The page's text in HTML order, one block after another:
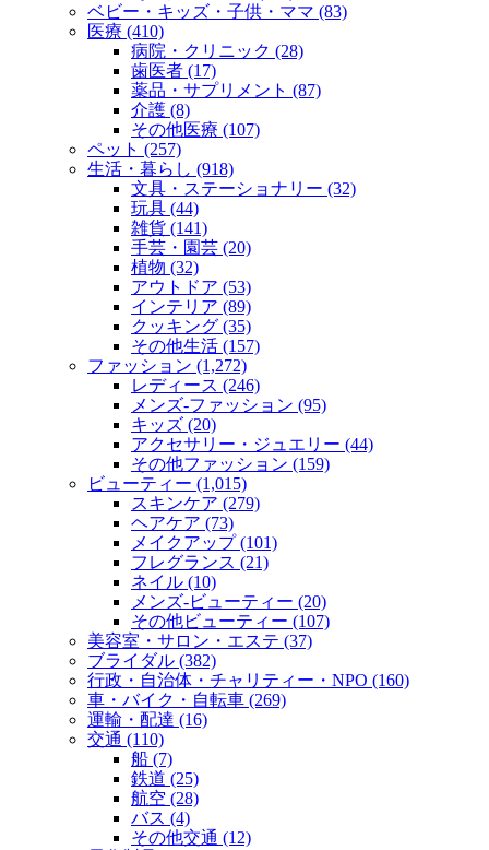
ベビー・キッズ・子供・ママ (83)
医療 (410)
病院・クリニック (28)
歯医者 (17)
薬品・サプリメント (87)
介護 (8)
その他医療 (107)
ペット (257)
生活・暮らし (918)
文具・ステーショナリー (32)
玩具 (44)
雑貨 (141)
手芸・園芸 (20)
植物 (32)
アウトドア (53)
インテリア (89)
クッキング (35)
その他生活 (157)
ファッション (1,272)
レディース (246)
メンズ‐ファッション (95)
キッズ (20)
アクセサリー・ジュエリー (44)
その他ファッション (159)
ビューティー (1,015)
スキンケア (279)
ヘアケア (73)
メイクアップ (101)
フレグランス (21)
ネイル (10)
メンズ‐ビューティー (20)
その他ビューティー (107)
美容室・サロン・エステ (37)
ブライダル (382)
行政・自治体・チャリティー・NPO (160)
車・バイク・自転車 (269)
運輸・配達 (16)
交通 (110)
船 (7)
鉄道 (25)
航空 (28)
バス (4)
その他交通 (12)